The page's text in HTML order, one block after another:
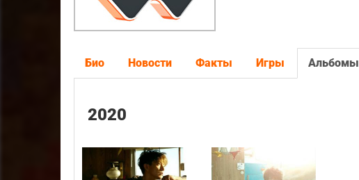
Био Новости Факты Игры Альбомы
2020